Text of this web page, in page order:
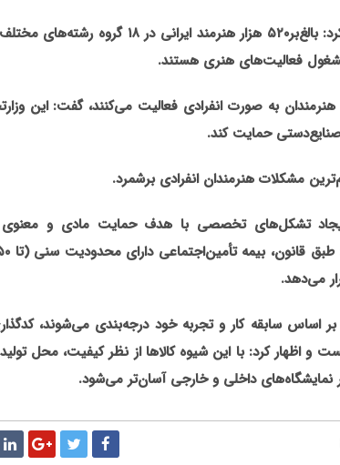
محمدحسین عسکرپور در گفت و گویی اظهار کرد: بالغ‌بر۵۲۰ هزار هنرمند
هزار نفر از این هنرمندان به صورت انفرادی فعالیت می‌کنند، گفت: این
حمایت کند.
مشکلات هنرمندان انفرادی برشمرد.
ایجاد تشکل‌های تخصصی با هدف حمایت‌ مادی و معنوی
می‌دهد.
اساس سابقه کار و تجربه خود درجه‌بندی می‌شوند،
اظهار کرد: با این شیوه کالاها از نظر کیفیت، محل
نمایشگاه‌های داخلی و خارجی آسان‌تر می‌شود.